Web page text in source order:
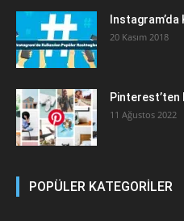
20 Kasım 2018
Pinterest’ten
11 Ağustos 2022
POPÜLER KATEGORİLER